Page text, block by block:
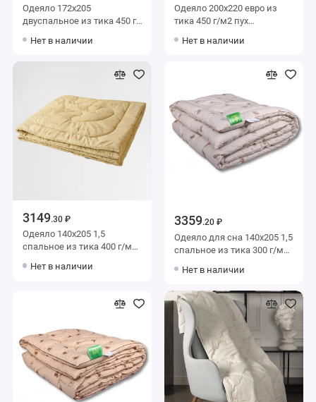
Одеяло 172х205
двуспальное из тика 450 г/
Нет в наличии
Одеяло 200х220 евро из
тика 450 г/м2 пух
Нет в наличии
3149.30 ₽
Одеяло 140х205 1,5
спальное из тика 400 г/м2
Нет в наличии
3359.20 ₽
Одеяло для сна 140х205 1,5
спальное из тика 300 г/м2
силиконизированное
Нет в наличии